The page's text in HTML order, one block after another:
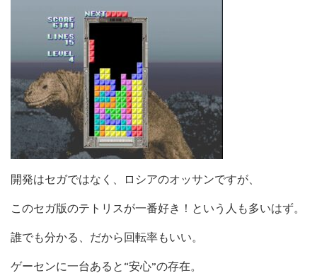
開発はセガではなく、ロシアのオッサンですが、
このセガ版のテトリスが一番好き！という人も多いはず。
誰でも分かる、だから回転率もいい。
ゲーセンに一台あると“安心”の存在。